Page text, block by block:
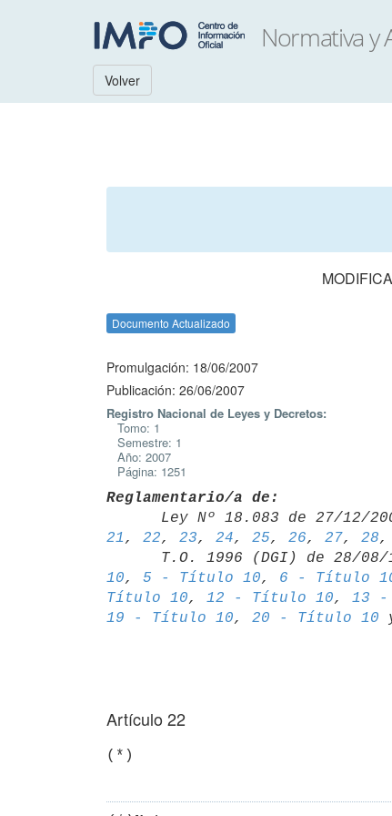
Volver
Documento Actualizado
Promulgación: 18/06/2007
Publicación: 26/06/2007
Registro Nacional de Leyes y Decretos:
Tomo: 1
Semestre: 1
Año: 2007
Página: 1251
Reglamentario/a de:
Ley Nº 18.083 de 27/12/
21 , 22, 23, 24, 25, 26, 27, 28,
T.O. 1996 (DGI) de 28/
10, 5 - Título 10, 6 - Título
Título 10, 12 - Título 10, 13
19 - Título 10, 20 - Título 10
Artículo 22
(*)